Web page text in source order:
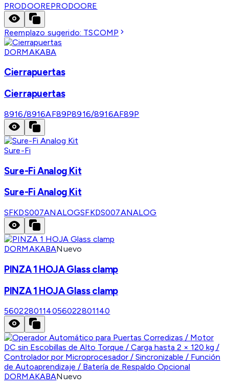
PRODOOREPRODOORE
Reemplazo sugerido: TSCOMP
DORMAKABA
Cierrapuertas
Cierrapuertas
8916/8916AF89P8916/8916AF89P
Sure-Fi
Sure-Fi Analog Kit
Sure-Fi Analog Kit
SFKDS007ANALOGSFKDS007ANALOG
DORMAKABANuevo
PINZA 1 HOJA Glass clamp
PINZA 1 HOJA Glass clamp
5602280114056022801140
DORMAKABANuevo